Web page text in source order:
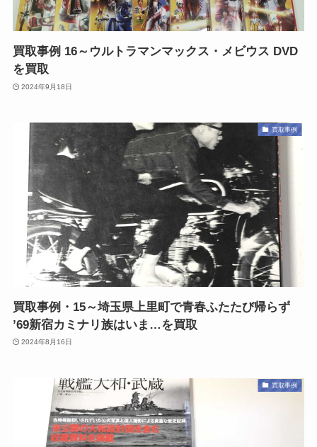
買取事例 16～ウルトラマンマックス・メビウス DVD
を買取
2024年9月18日
買取事例
買取事例・15～埼玉県上里町で青春ふたたび帰らず
’69新宿カミナリ族はいま…を買取
2024年8月16日
買取事例